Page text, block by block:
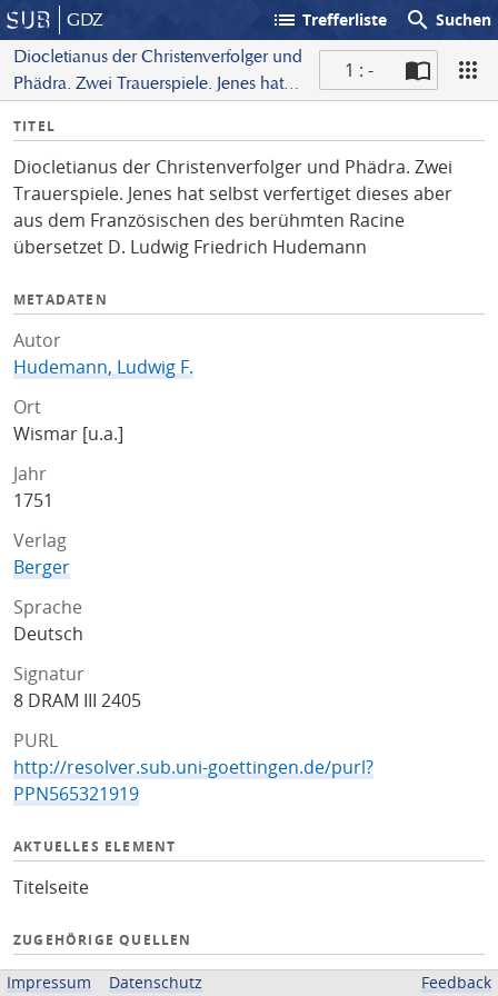
GDZ list Trefferliste search Suchen
Diocletianus der Christenverfolger und
Phädra. Zwei Trauerspiele. Jenes hat
Französischen des berühmten Racine
übersetzet D. Ludwig
Friedrich Hudemann
1 : -
I
f
o
TITEL
Diocletianus der Christenverfolger und Phädra. Zwei
Trauerspiele. Jenes hat selbst verfertiget dieses aber
aus dem Französischen des berühmten Racine
übersetzet D. Ludwig Friedrich Hudemann
METADATEN
Autor
Hudemann, Ludwig F.
Ort
Wismar [u.a.]
Jahr
1751
Verlag
Berger
Sprache
Deutsch
Signatur
8 DRAM III 2405
PURL
http://resolver.sub.uni-goettingen.de/purl?
PPN565321919
AKTUELLES ELEMENT
Titelseite
ZUGEHÖRIGE QUELLEN
OPAC
Impressum Datenschutz Feedback